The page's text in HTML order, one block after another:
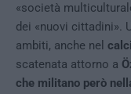
«società
dei «nuovi cittadini».
ambiti, anche nel
scatenata attorno a
che militano però